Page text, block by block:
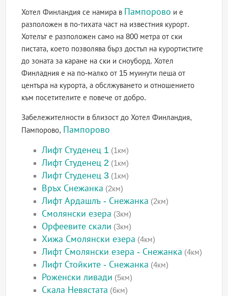
Хотел Финландия се намира в Пампорово и е
разположен в по-тихата част на известния курорт.
Хотелът е разположен само на 800 метра от ски
пистата, което позволява бърз достъп на курортистите
до зоната за каране на ски и сноуборд. Хотел
Финладния е на по-малко от 15 муинути пеша от
центъра на курорта, а обслжуването и отношението
към посетителите е повече от добро.
Забележителности в близост до Хотел Финландия,
Пампорово, Пампорово
Лифт Студенец 1 (1км)
Лифт Студенец 2 (1км)
Лифт Студенец 3 (1км)
Връх Снежанка (2км)
Лифт Ардашлъ - Снежанка (2км)
Смолянски езера (3км)
Орфеевите скали (3км)
Хижа Смолянски езера (4км)
Лифт Смолянски езера - Снежанка (4км)
Лифт Стойките - Снежанка (4км)
Роженски ливади (5км)
Скала Невястата (6км)